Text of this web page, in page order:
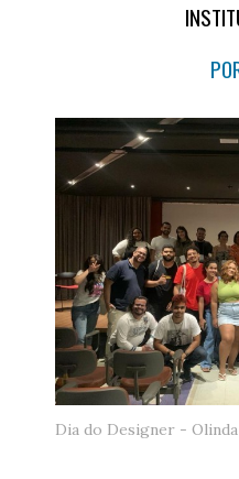
Dia do Designer - Olinda